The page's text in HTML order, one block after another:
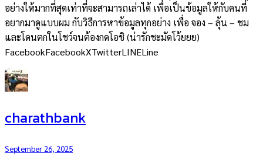
อย่างให้มากที่สุดเท่าที่จะสามารถเล่าได้ เพื่อเป็นข้อมูลให้กับคนที่
อยากมาดูแบบผม กับวิธีการหาข้อมูลทุกอย่าง เพื่อ จอง – ลุ้น – ชม
และโดนตกในโชว์จนต้องกดโอชิ (น่ารักชะมัดโว้ยยย)
FacebookFacebookXTwitterLINELine
charathbank
September 26, 2025